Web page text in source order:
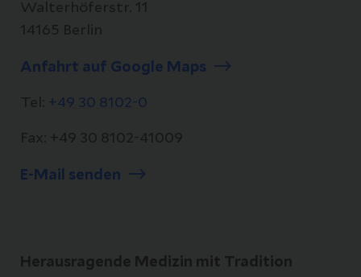
Walterhöferstr. 11
14165 Berlin
Anfahrt auf Google Maps
Tel: +49 30 8102-0
Fax: +49 30 8102-41009
E-Mail senden
Herausragende Medizin mit Tradition